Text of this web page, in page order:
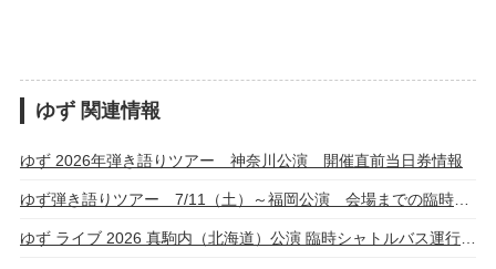
ゆず 関連情報
ゆず 2026年弾き語りツアー 神奈川公演 開催直前当日券情報